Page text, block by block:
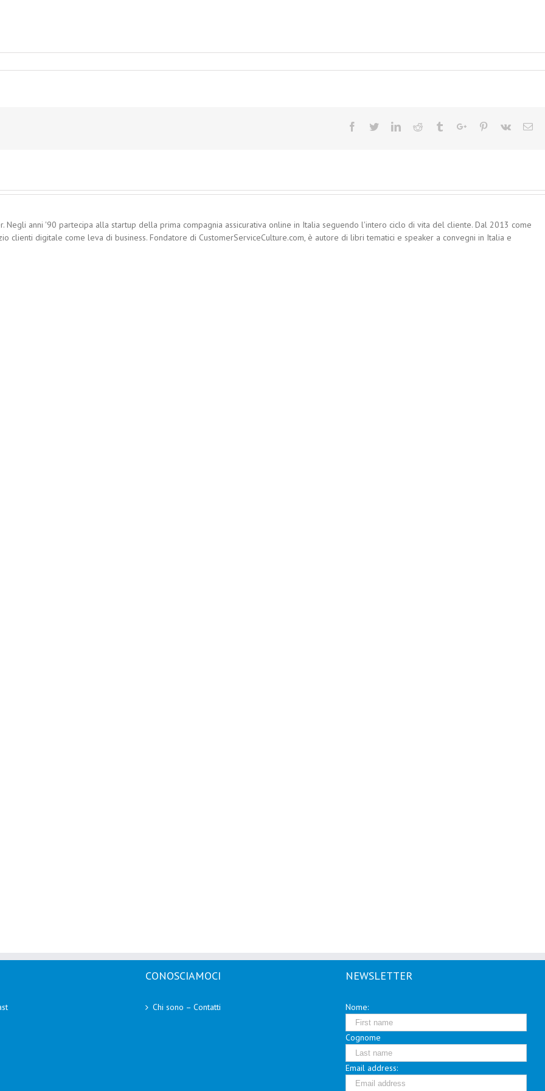
Facebook
TwitterLinkedinReddit TumblrGoogle+Pinterest
Vk
Negli anni '90 partecipa alla startup della prima compagnia assicurativa online in Italia seguendo l'intero ciclo di vita del cliente. Dal 2013 come
clienti digitale come leva di business. Fondatore di CustomerServiceCulture.com, è autore di libri tematici e speaker a convegni in Italia e
CONOSCIAMOCI
Chi sono – Contatti
NEWSLETTER
Nome:
Cognome
Email address: